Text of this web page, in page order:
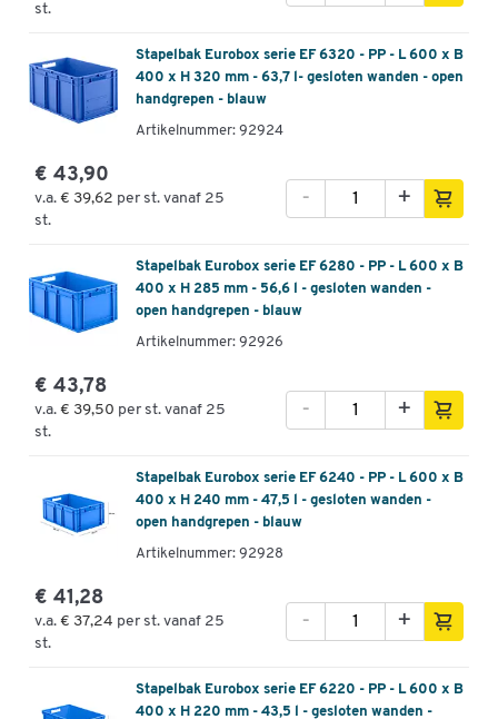
st.
Stapelbak Eurobox serie EF 6320 - PP - L 600 x B
400 x H 320 mm - 63,7 l- gesloten wanden - open
handgrepen - blauw
Artikelnummer: 92924
€ 43,90
v.a. € 39,62 per st. vanaf 25
st.
+
-
Stapelbak Eurobox serie EF 6280 - PP - L 600 x B
400 x H 285 mm - 56,6 l - gesloten wanden -
open handgrepen - blauw
Artikelnummer: 92926
€ 43,78
v.a. € 39,50 per st. vanaf 25
st.
+
-
Stapelbak Eurobox serie EF 6240 - PP - L 600 x B
400 x H 240 mm - 47,5 l - gesloten wanden -
open handgrepen - blauw
Artikelnummer: 92928
€ 41,28
v.a. € 37,24 per st. vanaf 25
st.
+
-
Stapelbak Eurobox serie EF 6220 - PP - L 600 x B
400 x H 220 mm - 43,5 l - gesloten wanden -